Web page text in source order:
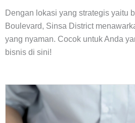
Dengan lokasi yang strategis yaitu
Boulevard, Sinsa District
yang nyaman. Cocok untuk Anda
bisnis di sini!